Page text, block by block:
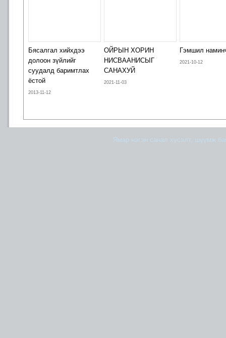
Бясалгал хийхдээ
долоон зүйлийг
суудалд баримтлах
ёстой
2013-11-12
ОЙРЫН ХОРИН
НИСВААНИСЫГ
САНАХУЙ
2021-11-03
Гэмшил
2021-10-12
Ямар нэгэн санал хүсэлт, шүүмж